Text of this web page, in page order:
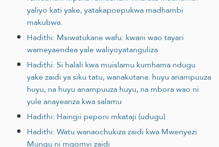
yaliyo kati yake, yatakapoepukwa madhambi
makubwa.
Hadithi: Msiwatukane wafu: kwani wao tayari
wameyaendea yale waliyoyatanguliza
Hadithi: Si halali kwa muislamu kumhama ndugu
yake zaidi ya siku tatu, wanakutana: huyu anampuuza
huyu, na huyu anampuuza huyu, na mbora wao ni
yule anayeanza kwa salamu
Hadithi: Haingii peponi mkataji (udugu)
Hadithi: Watu wanaochukiza zaidi kwa Mwenyezi
Mungu ni mgomvi zaidi